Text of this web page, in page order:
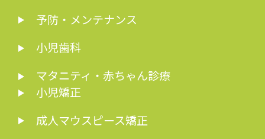
予防・メンテナンス
小児歯科
マタニティ・赤ちゃん診療
小児矯正
成人マウスピース矯正